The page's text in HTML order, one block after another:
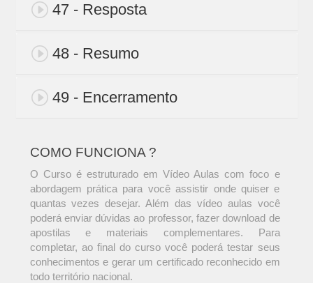
47 - Resposta
48 - Resumo
49 - Encerramento
COMO FUNCIONA ?
O Curso é estruturado em Vídeo Aulas com foco e
abordagem prática para você assistir onde quiser e
quantas vezes desejar. Além das vídeo aulas você
poderá enviar dúvidas ao professor, fazer download de
apostilas e materiais complementares. Para
completar, ao final do curso você poderá testar seus
conhecimentos e gerar um certificado reconhecido em
todo território nacional.